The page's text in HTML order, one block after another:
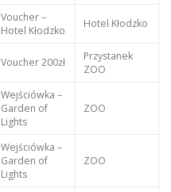
Voucher –
Hotel Kłodzko
Hotel Kłodzko
Voucher 200zł
Przystanek
ZOO
Wejściówka –
Garden of
Lights
ZOO
Wejściówka –
Garden of
Lights
ZOO